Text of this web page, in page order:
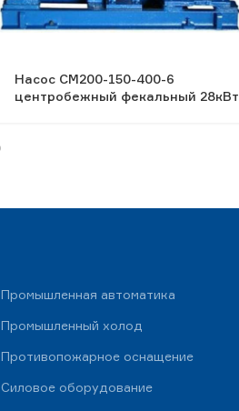
Насос СМ200-150-400-6
центробежный фекальный 28кВт
Промышленная автоматика
Промышленный холод
Противопожарное оснащение
Силовое оборудование